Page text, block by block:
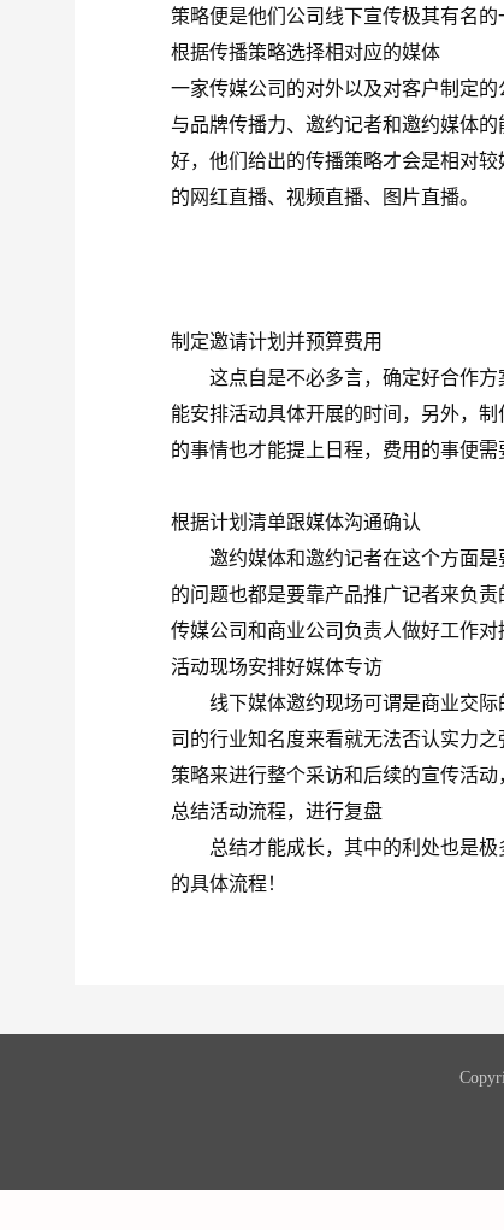
策略便是他们公司线下宣传极其有名的
根据传播策略选择相对应的媒体
一家传媒公司的对外以及对客户制定
与品牌传播力、邀约记者和邀约媒体
好，他们给出的传播策略才会是相对
的网红直播、视频直播、图片直播。
制定邀请计划并预算费用
这点自是不必多言，确定好合作方
能安排活动具体开展的时间，另外，
的事情也才能提上日程，费用的事便需
根据计划清单跟媒体沟通确认
邀约媒体和邀约记者在这个方面是
的问题也都是要靠产品推广记者来负
传媒公司和商业公司负责人做好工作对
活动现场安排好媒体专访
线下媒体邀约现场可谓是商业交际
司的行业知名度来看就无法否认实力
策略来进行整个采访和后续的宣传活动
总结活动流程，进行复盘
总结才能成长，其中的利处也是极
的具体流程！